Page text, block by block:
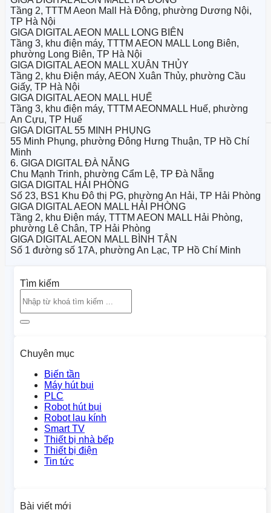
Tầng 2, TTTM Aeon Mall Hà Đông, phường Dương Nội,
TP Hà Nội
GIGA DIGITAL AEON MALL LONG BIÊN
Tầng 3, khu điện máy, TTTM AEON MALL Long Biên,
phường Long Biên, TP Hà Nội
GIGA DIGITAL AEON MALL XUÂN THỦY
Tầng 2, khu Điện máy, AEON Xuân Thủy, phường Cầu
Giấy, TP Hà Nội
GIGA DIGITAL AEON MALL HUẾ
Tầng 3, khu điện máy, TTTM AEONMALL Huế, phường
An Cựu, TP Huế
GIGA DIGITAL 55 MINH PHỤNG
55 Minh Phụng, phường Đông Hưng Thuận, TP Hồ Chí
Minh
6. GIGA DIGITAL ĐÀ NẴNG
Chu Mạnh Trinh, phường Cẩm Lệ, TP Đà Nẵng
GIGA DIGITAL HẢI PHÒNG
Số 23, BS1 Khu Đô thị PG, phường An Hải, TP Hải Phòng
GIGA DIGITAL AEON MALL HẢI PHÒNG
Tầng 2, khu Điện máy, TTTM AEON MALL Hải Phòng,
phường Lê Chân, TP Hải Phòng
GIGA DIGITAL AEON MALL BÌNH TÂN
Số 1 đường số 17A, phường An Lạc, TP Hồ Chí Minh
Tìm kiếm
Chuyên mục
Biến tần
Máy hút bụi
PLC
Robot hút bụi
Robot lau kính
Smart TV
Thiết bị nhà bếp
Thiết bị điện
Tin tức
Bài viết mới